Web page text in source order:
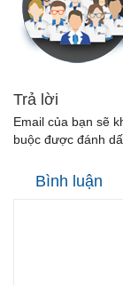
Trả lời
Email của bạn sẽ
buộc được đánh
Bình luận